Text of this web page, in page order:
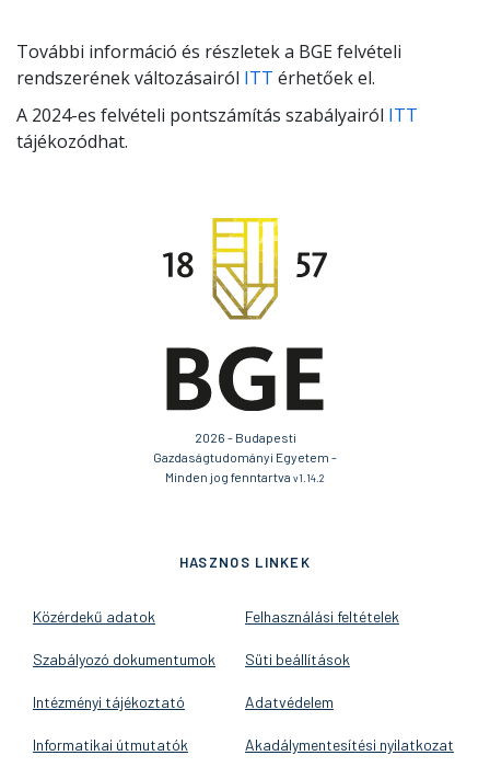
További információ és részletek a BGE felvételi
rendszerének változásairól ITT érhetőek el.
A 2024-es felvételi pontszámítás szabályairól ITT
tájékozódhat.
2026 - Budapesti
Gazdaságtudományi Egyetem -
Minden jog fenntartva v1.14.2
HASZNOS LINKEK
Közérdekű adatok
Szabályozó dokumentumok
Intézményi tájékoztató
Informatikai útmutatók
Felhasználási feltételek
Süti beállítások
Adatvédelem
Akadálymentesítési nyilatkozat